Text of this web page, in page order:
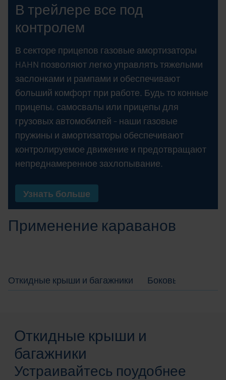
В трейлере все под
контролем
В секторе прицепов газовые амортизаторы
HAHN позволяют легко управлять тяжелыми
заслонками и рампами и обеспечивают
больший комфорт при работе. Будь то конные
прицепы, самосвалы или прицепы для
грузовых автомобилей - наши газовые
пружины и амортизаторы обеспечивают
контролируемое движение и предотвращают
непреднамеренное захлопывание.
Узнать больше
Применение караванов
Откидные крыши и багажники Боковые
Откидные крыши и
багажники
Устраивайтесь поудобнее